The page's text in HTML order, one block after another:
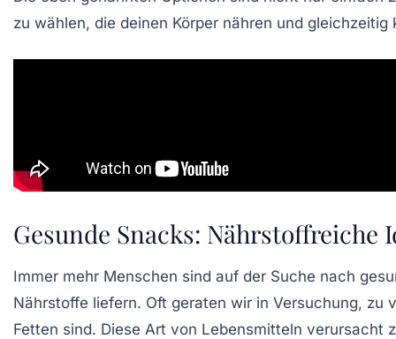
zu wählen, die deinen Körper nähren und
Gesunde Snacks: Nährstoffreiche
Immer mehr Menschen sind auf der Suche nach
Nährstoffe liefern. Oft geraten wir in Versuchung,
Fetten sind. Diese Art von Lebensmitteln verursacht